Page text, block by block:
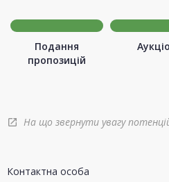
Подання
пропозицій
open_in_new На що звернути увагу
Контактна особа